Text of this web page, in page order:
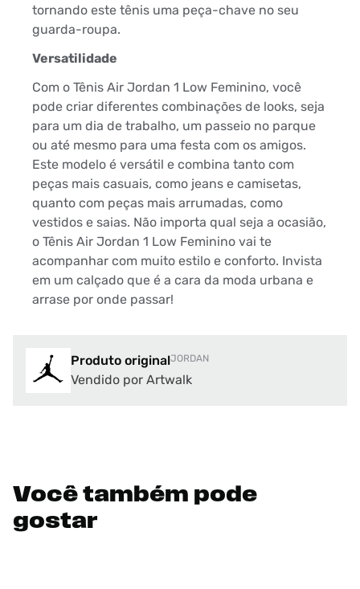
tornando este tênis uma peça-chave no seu
guarda-roupa.
Versatilidade
Com o Tênis Air Jordan 1 Low Feminino, você
pode criar diferentes combinações de looks, seja
para um dia de trabalho, um passeio no parque
ou até mesmo para uma festa com os amigos.
Este modelo é versátil e combina tanto com
peças mais casuais, como jeans e camisetas,
quanto com peças mais arrumadas, como
vestidos e saias. Não importa qual seja a ocasião,
o Tênis Air Jordan 1 Low Feminino vai te
acompanhar com muito estilo e conforto. Invista
em um calçado que é a cara da moda urbana e
arrase por onde passar!
Produto originalJORDAN
Vendido por Artwalk
Você também pode
gostar